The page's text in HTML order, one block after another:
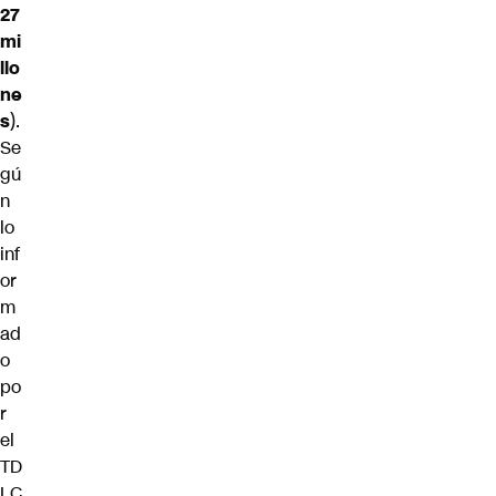
27
mi
llo
ne
s).
Se
gú
n
lo
inf
or
m
ad
o
po
r
el
TD